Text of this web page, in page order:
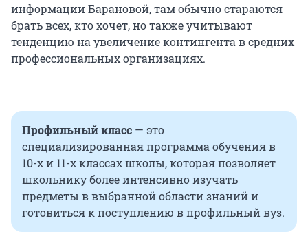
информации Барановой, там обычно стараются
брать всех, кто хочет, но также учитывают
тенденцию на увеличение контингента в средних
профессиональных организациях.
Профильный класс — это
специализированная программа обучения в
10-х и 11-х классах школы, которая позволяет
школьнику более интенсивно изучать
предметы в выбранной области знаний и
готовиться к поступлению в профильный вуз.